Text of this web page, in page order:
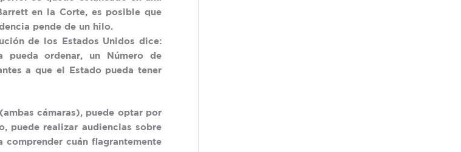
en la Corte, es posible que
pende de un hilo.
de los Estados Unidos dice:
pueda ordenar, un Número de
a que el Estado pueda tener
cámaras), puede optar por
puede realizar audiencias sobre
comprender cuán flagrantemente